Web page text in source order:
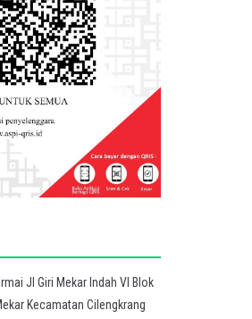
Jl Giri Mekar Indah VI Blok
Kecamatan Cilengkrang